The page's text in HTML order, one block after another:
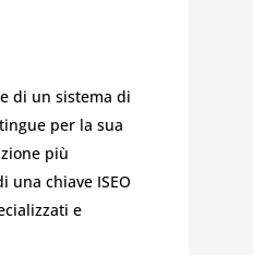
di un sistema di
per la sua
più
chiave ISEO
e